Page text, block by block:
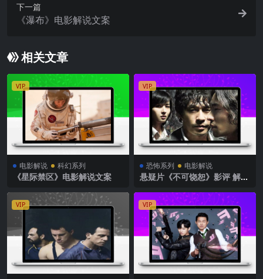
下一篇
《瀑布》电影解说文案
相关文章
VIP
电影解说 科幻系列
《星际禁区》电影解说文案
VIP
恐怖系列 电影解说
悬疑片《不可饶恕》影评 解说
VIP VIP